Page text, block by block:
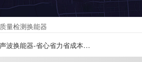
量检测换能器
波换能器-省心省力省成本就